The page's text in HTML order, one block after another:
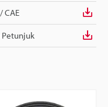
CAE
Petunjuk